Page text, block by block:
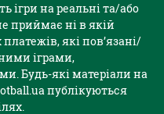
ігри на реальні та/або
приймає ні в якій
які пов’язані/
іграми,
Будь-які матеріали на
публікуються